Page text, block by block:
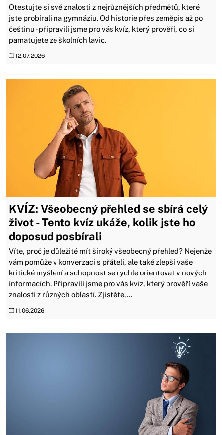
Otestujte si své znalosti z nejrůznějších předmětů, které
jste probírali na gymnáziu. Od historie přes zeměpis až po
češtinu - připravili jsme pro vás kvíz, který prověří, co si
pamatujete ze školních lavic.
12.07.2026
KVÍZ: Všeobecný přehled se sbírá celý
život - Tento kvíz ukáže, kolik jste ho
doposud posbírali
Víte, proč je důležité mít široký všeobecný přehled? Nejenže
vám pomůže v konverzaci s přáteli, ale také zlepší vaše
kritické myšlení a schopnost se rychle orientovat v nových
informacích. Připravili jsme pro vás kvíz, který prověří vaše
znalosti z různých oblastí. Zjistěte,...
11.06.2026